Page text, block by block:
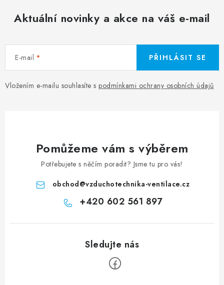
Aktuální novinky a akce na váš e-mail
E-mail
Vložením e-mailu souhlasíte s podmínkami ochrany osobních údajů
PŘIHLÁSIT SE
Pomůžeme vám s výběrem
Potřebujete s něčím poradit? Jsme tu pro vás!
obchod@vzduchotechnika-ventilace.cz
+420 602 561 897